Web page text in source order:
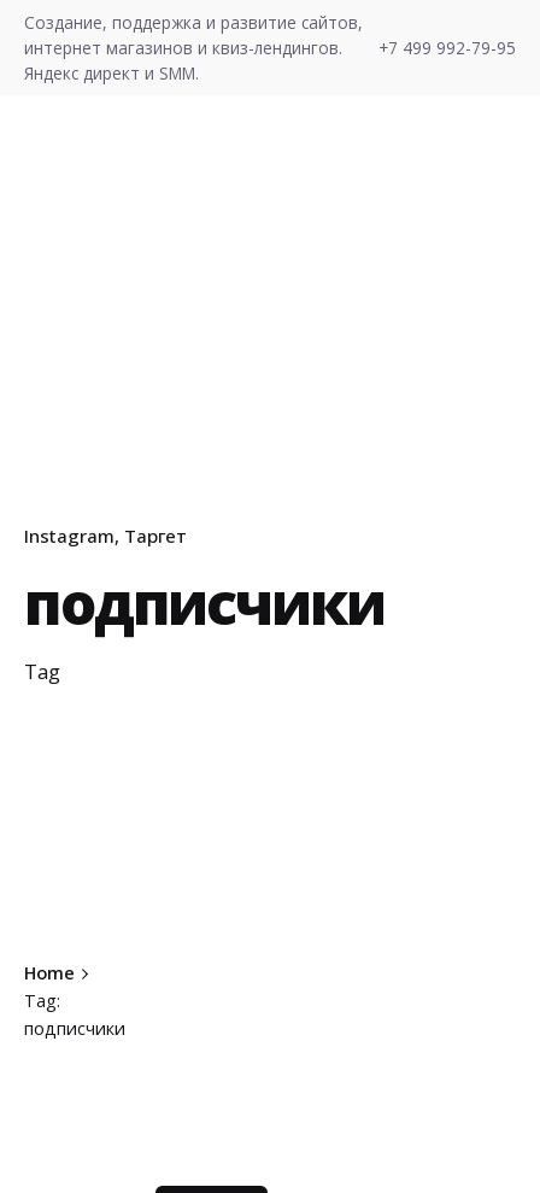
Skip
content
Создание, поддержка и развитие сайтов,
интернет магазинов и квиз-лендингов.
Яндекс директ и SMM.
+7 499 992-79-95
Instagram Таргет
подписчики
Tag
Home
Tag:
подписчики